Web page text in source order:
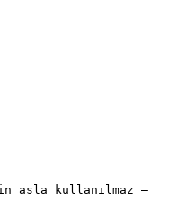
asla kullanılmaz —